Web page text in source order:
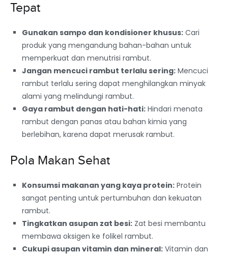
Tepat
Gunakan sampo dan kondisioner khusus: Cari
produk yang mengandung bahan-bahan untuk
memperkuat dan menutrisi rambut.
Jangan mencuci rambut terlalu sering: Mencuci
rambut terlalu sering dapat menghilangkan minyak
alami yang melindungi rambut.
Gaya rambut dengan hati-hati: Hindari menata
rambut dengan panas atau bahan kimia yang
berlebihan, karena dapat merusak rambut.
Pola Makan Sehat
Konsumsi makanan yang kaya protein: Protein
sangat penting untuk pertumbuhan dan kekuatan
rambut.
Tingkatkan asupan zat besi: Zat besi membantu
membawa oksigen ke folikel rambut.
Cukupi asupan vitamin dan mineral: Vitamin dan